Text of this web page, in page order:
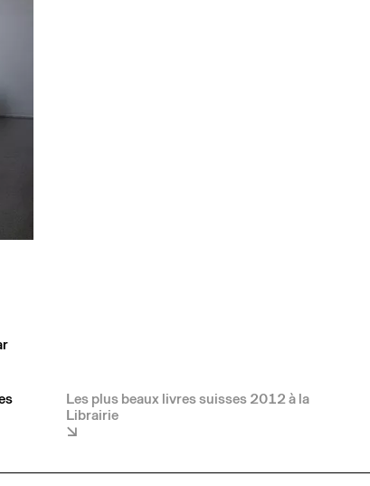
Les plus beaux livres suisses 2012 à la
Librairie